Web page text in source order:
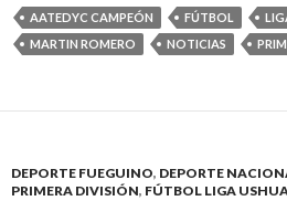
AATEDYC CAMPEÓN FÚTBOL
MARTIN ROMERO
NOTICIAS
DEPORTE FUEGUINO, DEPORTE
PRIMERA DIVISIÓN, FÚTBOL LIGA